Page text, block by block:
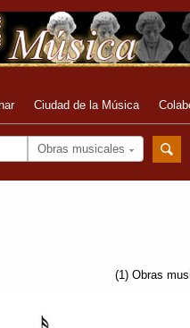
Ciudad de la Música
Obras musicales
(1) Obras